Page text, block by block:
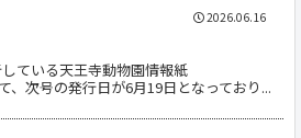
ている天王寺動物園情報紙
、次号の発行日が6月19日となっており...
2026.06.16